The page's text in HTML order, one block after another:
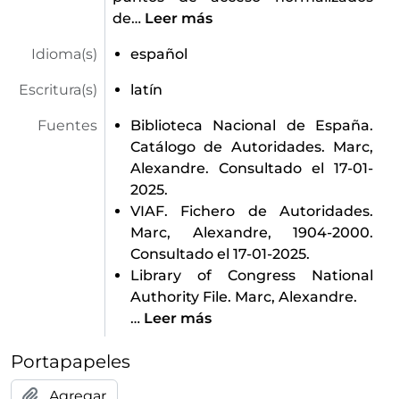
de… Leer más
Idioma(s) español
Escritura(s) latín
Fuentes
Biblioteca Nacional de España.
Catálogo de Autoridades. Marc,
Alexandre. Consultado el 17-01-
2025.
VIAF. Fichero de Autoridades.
Marc, Alexandre, 1904-2000.
Consultado el 17-01-2025.
Library of Congress National
Authority File. Marc, Alexandre.
… Leer más
Portapapeles